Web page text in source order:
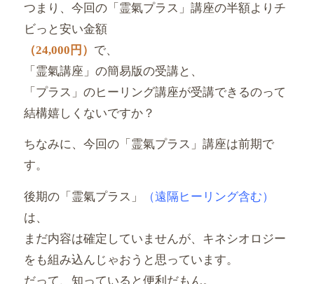
つまり、今回の「霊氣プラス」講座の半額よりチ
ビっと安い金額
（24,000円） で、
「霊氣講座」の簡易版の受講と、
「プラス」 のヒーリング講座が受講できるのって
結構嬉しくないですか？
ちなみに、今回の「霊氣プラス」講座は前期で
す。
後期の「霊氣プラス」
（遠隔ヒーリング含む）
は、
まだ内容は確定していませんが、 キネシオロジー
をも組み込んじゃおうと思っています。
だって、知っていると便利だもん。